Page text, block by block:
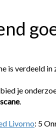
is verdeeld in
je
.
Livorno: 5